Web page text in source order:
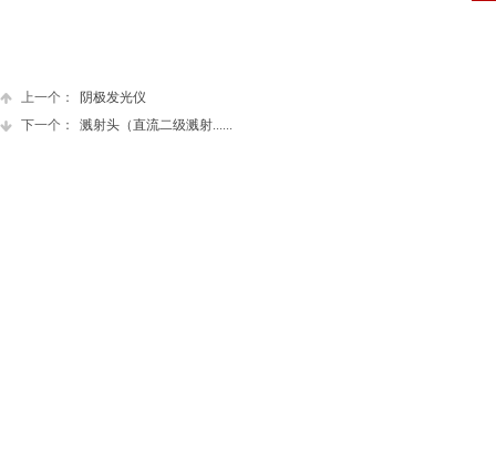
上一个：
阴极发光仪
下一个：
溅射头（直流二级溅射......